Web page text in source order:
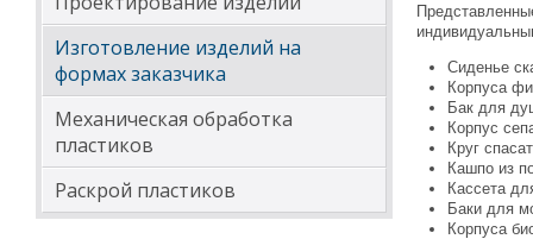
Изготовление изделий на
формах заказчика
Механическая обработка
пластиков
Раскрой пластиков
Сиденье
Корпуса
Бак для
Корпус
Круг
Кашпо из
Кассета
Баки для
Корпуса